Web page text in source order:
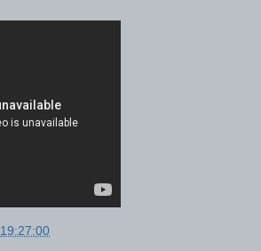
19:27:00